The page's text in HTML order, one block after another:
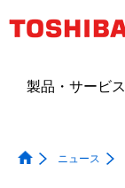
製品・サービス
ニュース